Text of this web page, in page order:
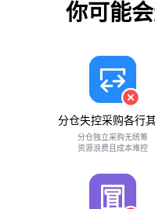
你可能
分仓失控采购各行
分仓独立采购无统筹
资源浪费且成本难控